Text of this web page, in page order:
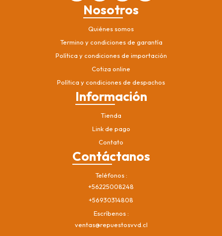
Nosotros
Quiénes somos
Termino y condiciones de garantía
Política y condiciones de importación
Cotiza online
Política y condiciones de despachos
Información
Tienda
Link de pago
Contato
Contáctanos
Teléfonos
+56225008248
+56930314808
Escríbenos
ventas@repuestosvvd.cl